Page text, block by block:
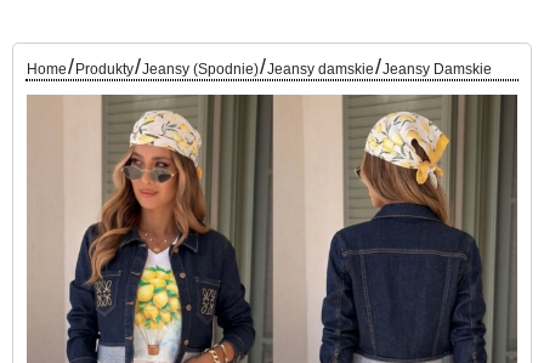
Home/ Produkty/Jeansy (Spodnie)/Jeansy damskie/Jeansy Damskie